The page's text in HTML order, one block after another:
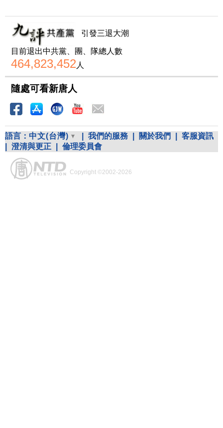
引發三退大潮
目前退出中共黨、團、隊總人數
464,823,452 人
隨處可看新唐人
語言： 中文(台灣) 我們的服務 關於我們
客服資訊
澄清與更正 倫理委員會
Copyright ©2002-2026